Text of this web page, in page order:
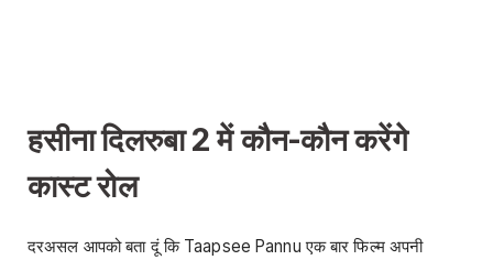
हसीना दिलरुबा 2 में कौन-कौन करेंगे
कास्ट रोल
दरअसल आपको बता दूं कि Taapsee Pannu एक बार फिल्म अपनी